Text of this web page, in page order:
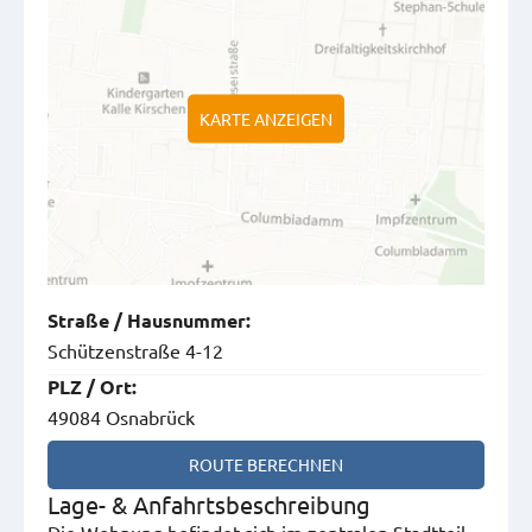
KARTE ANZEIGEN
Straße / Hausnummer:
Schützenstraße 4-12
PLZ /Ort:
49084 Osnabrück
ROUTE BERECHNEN
Lage- & Anfahrtsbeschreibung